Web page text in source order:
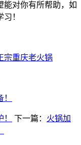
能对你有所帮助，如
！
宗重庆老火锅
下一篇： 火锅加